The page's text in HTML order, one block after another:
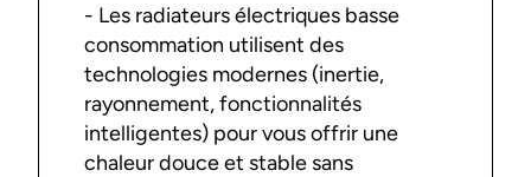
- Les radiateurs électriques basse
consommation utilisent des
technologies modernes (inertie,
rayonnement, fonctionnalités
intelligentes) pour vous offrir une
chaleur douce et stable sans